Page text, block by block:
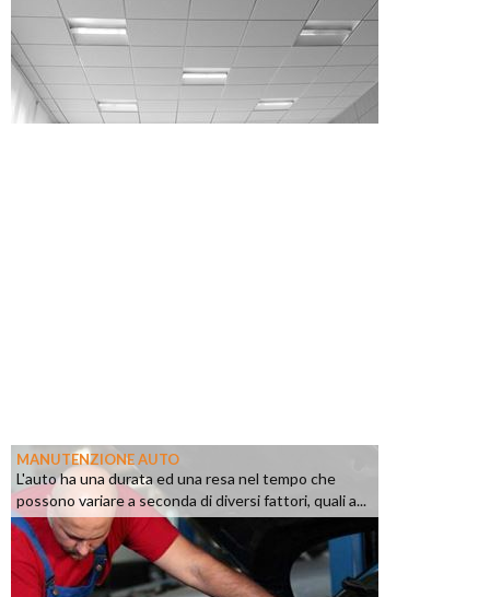
MANUTENZIONE AUTO
L'auto ha una durata ed una resa nel tempo che
possono variare a seconda di diversi fattori, quali a...